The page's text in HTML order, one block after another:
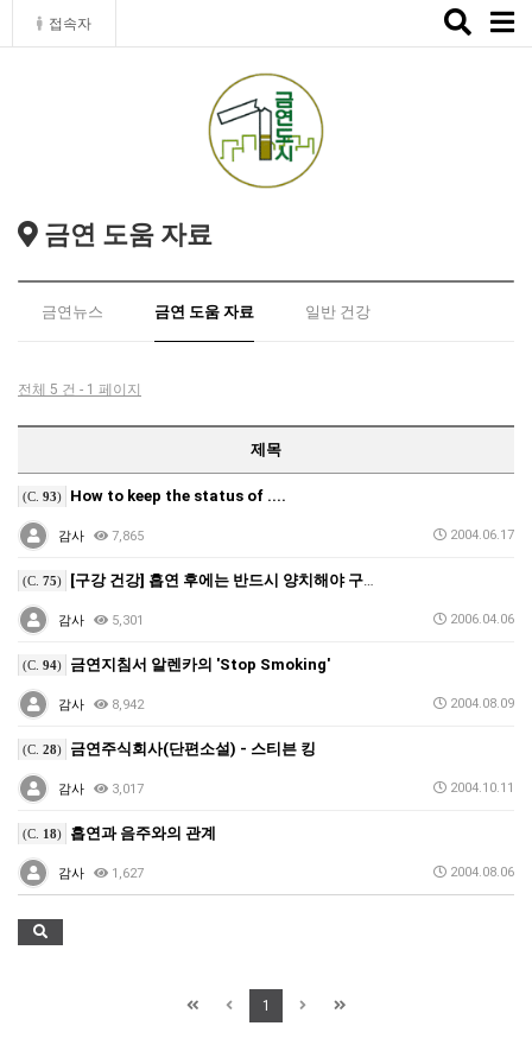
접속자
Toggle
금연 도움 자료
금연뉴스 금연 도움 자료 일반 건강
전체 5 건 - 1 페이지
제목
(C. 93) How to keep the status of ....
감사 7,865 2004.06.17
(C. 75) [구강 건강] 흡연 후에는 반드시 양치해야 구강암 예방
감사 5,301 2006.04.06
(C. 94) 금연지침서 알렌카의 'Stop Smoking'
감사 8,942 2004.08.09
(C. 28) 금연주식회사(단편소설) - 스티븐 킹
감사 3,017 2004.10.11
(C. 18) 흡연과 음주와의 관계
감사 1,627 2004.08.06
1